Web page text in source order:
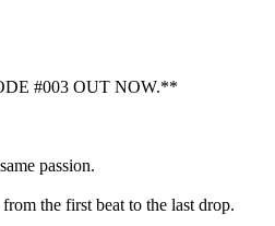
#003 OUT NOW.**
passion.
the first beat to the last drop.